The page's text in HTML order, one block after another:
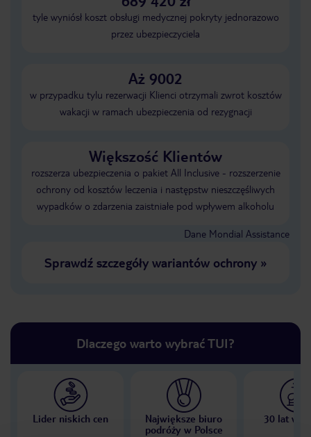
tyle wyniósł koszt obsługi medycznej pokryty jednorazowo
przez ubezpieczyciela
Aż 9002
w przypadku tylu rezerwacji Klienci otrzymali zwrot kosztów
wakacji w ramach ubezpieczenia od rezygnacji
Większość Klientów
rozszerza ubezpieczenia o pakiet All Inclusive - rozszerzenie
ochrony od kosztów leczenia i następstw nieszczęśliwych
wypadków o zdarzenia zaistniałe pod wpływem alkoholu
Dane Mondial Assistance
Sprawdź szczegóły wariantów ochrony»
Dlaczego warto wybrać TUI?
Lider niskich cen
Największe biuro
podróży w Polsce
30 lat w